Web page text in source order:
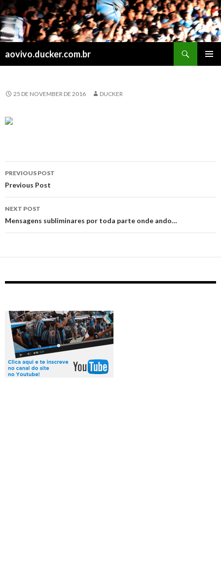
aovivo.ducker.com.br
25 DE NOVEMBER DE 2016 DUCKER
Post
navigation
PREVIOUS POST
Previous Post
NEXT POST
Mensagens subliminares por toda parte onde ando…